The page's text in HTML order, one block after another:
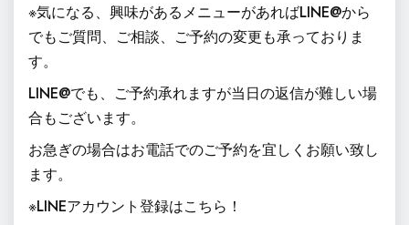
※気になる、興味があるメニューがあればLINE@から
でもご質問、ご相談、ご予約の変更も承っておりま
す。
LINE@でも、ご予約承れますが当日の返信が難しい場
合もございます。
お急ぎの場合はお電話でのご予約を宜しくお願い致し
ます。
※LINEアカウント登録はこちら！